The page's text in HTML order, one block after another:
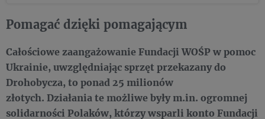
Pomagać dzięki pomagającym
Całościowe zaangażowanie Fundacji WOŚP w pomoc
Ukrainie, uwzględniając sprzęt przekazany do
Drohobycza, to ponad 25 milionów
złotych. Działania te możliwe były m.in. ogromnej
solidarności Polaków, którzy wsparli konto Fundacji